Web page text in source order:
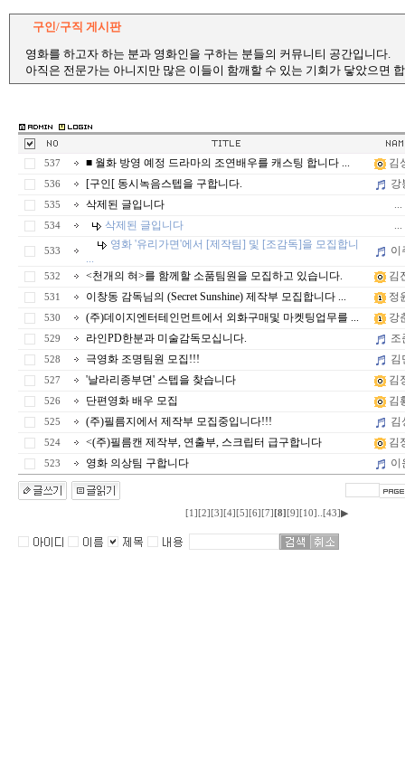
구인/구직 게시판
영화를 하고자 하는 분과 영화인을 구하는 분들의 커뮤니티 공간입니다.
아직은 전문가는 아니지만 많은 이들이 함깨할 수 있는 기회가 닿았으면
537 ■ 월화 방영 예정 드라마의 조연배우를 캐스팅 합니다 ... 김
536 [구인[ 동시녹음스텝을 구합니다. 강
535 삭제된 글입니다 ...
534 삭제된 글입니다 ...
533
영화 '유리가면'에서 [제작팀] 및 [조감독]을 모집합니
...
이
532 <천개의 혀>를 함께할 소품팀원을 모집하고 있습니다. 김
531 이창동 감독님의 (Secret Sunshine) 제작부 모집합니다 ... 정
530 (주)데이지엔터테인먼트에서 외화구매및 마켓팅업무를 ... 강
529 라인PD한분과 미술감독모십니다. 조
528 극영화 조명팀원 모집!!! 김
527 '날라리종부뎐' 스텝을 찾습니다 김
526 단편영화 배우 모집 김
525 (주)필름지에서 제작부 모집중입니다!!! 김
524 <(주)필름캔 제작부, 연출부, 스크립터 급구합니다 김
523 영화 의상팀 구합니다 이
[1] [2] [3] [4] [5] [6] [7] [8] [9] [10] ..[43]▶